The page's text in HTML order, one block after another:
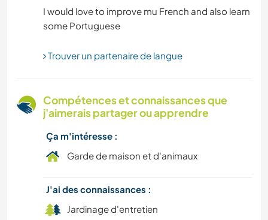
DESSIN ET PEINTURE
BRICOLAGE / ARTISANAT
SPORTS D'AVENTURE
RANDONNÉE
MONTAGNE
I would love to improve mu French and also learn
Trouver un partenaire de langue
Compétences et connaissances que
j'aimerais partager ou apprendre
Ça m'intéresse :
Garde de maison et d'animaux
J'ai des connaissances :
Jardinage d'entretien